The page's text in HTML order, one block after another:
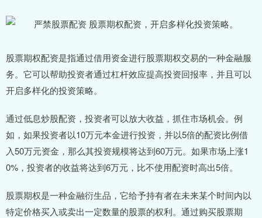
股票期权配资是指通过借用资金进行股票期权交易的一种金融服
务。它可以帮助投资者通过杠杆效应提高投资回报率，并且可以
开启多样化的投资策略。
通过低息炒股配资，投资者可以放大收益，抓住市场机会。例
如，如果投资者以10万元本金进行投资，并以5倍的配资比例借
入50万元资金，那么其投资规模将达到60万元。如果市场上涨1
0%，投资者的收益将达到6万元，比不使用配资时高出5倍。
股票期权是一种金融衍生品，它给予持有者在未来某个时间内以
特定价格买入或卖出一定数量的股票的权利。通过购买股票期